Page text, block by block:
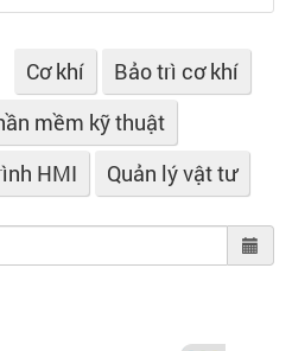
Cơ khí
Bảo trì cơ khí
mềm kỹ thuật
HMI Quản lý vật tư